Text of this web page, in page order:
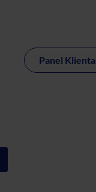
Panel Klienta